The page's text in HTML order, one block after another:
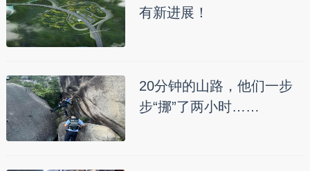
有新进展！
20分钟的山路，他们一步
步“挪”了两小时……